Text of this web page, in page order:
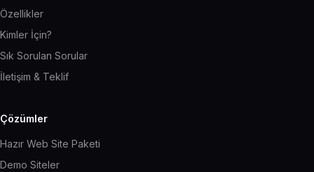
Özellikler
Kimler İçin?
Sık Sorulan Sorular
İletişim & Teklif
Çözümler
Hazır Web Site Paketi
Demo Siteler